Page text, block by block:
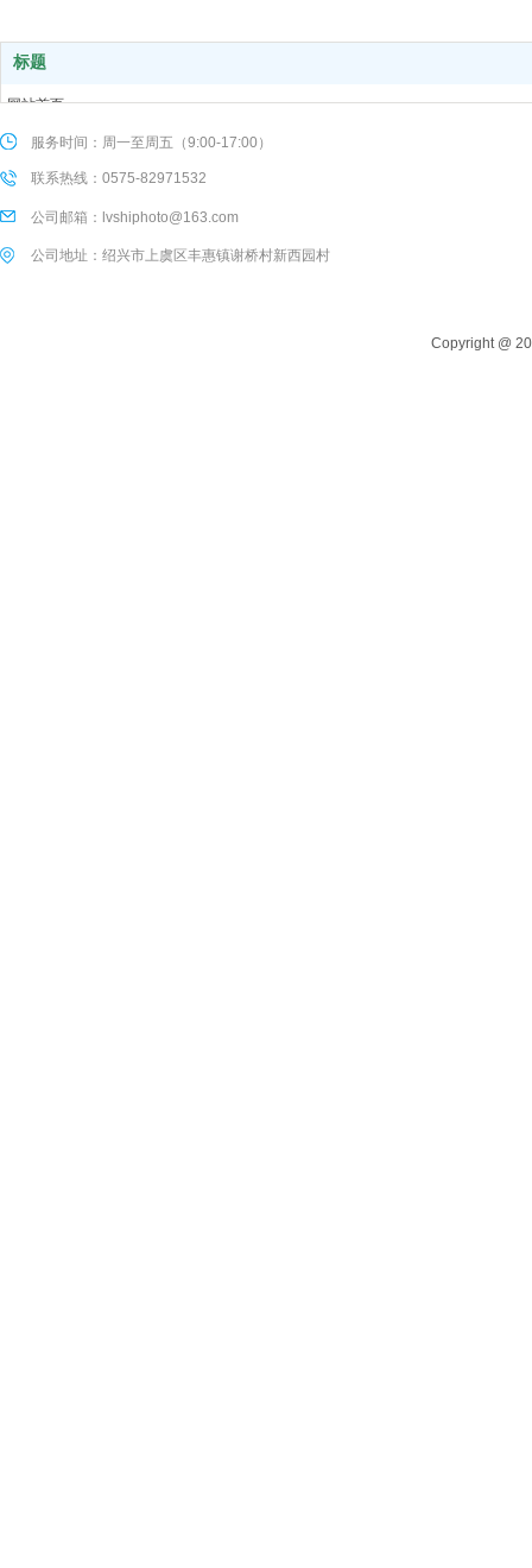
标题
网站首页
关于我们
服务支持
新闻动态
联系我们
服务时间：周一至周五（9:00-17:00）
联系热线：0575-82971532
公司邮箱：lvshiphoto@163.com
公司地址：绍兴市上虞区丰惠镇谢桥村新西园村
Copyright @